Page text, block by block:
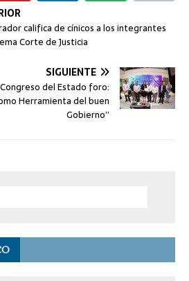
califica de cínicos a los integrantes
Corte de Justicia
SIGUIENTE
del Estado foro:
Herramienta del buen
Gobierno”